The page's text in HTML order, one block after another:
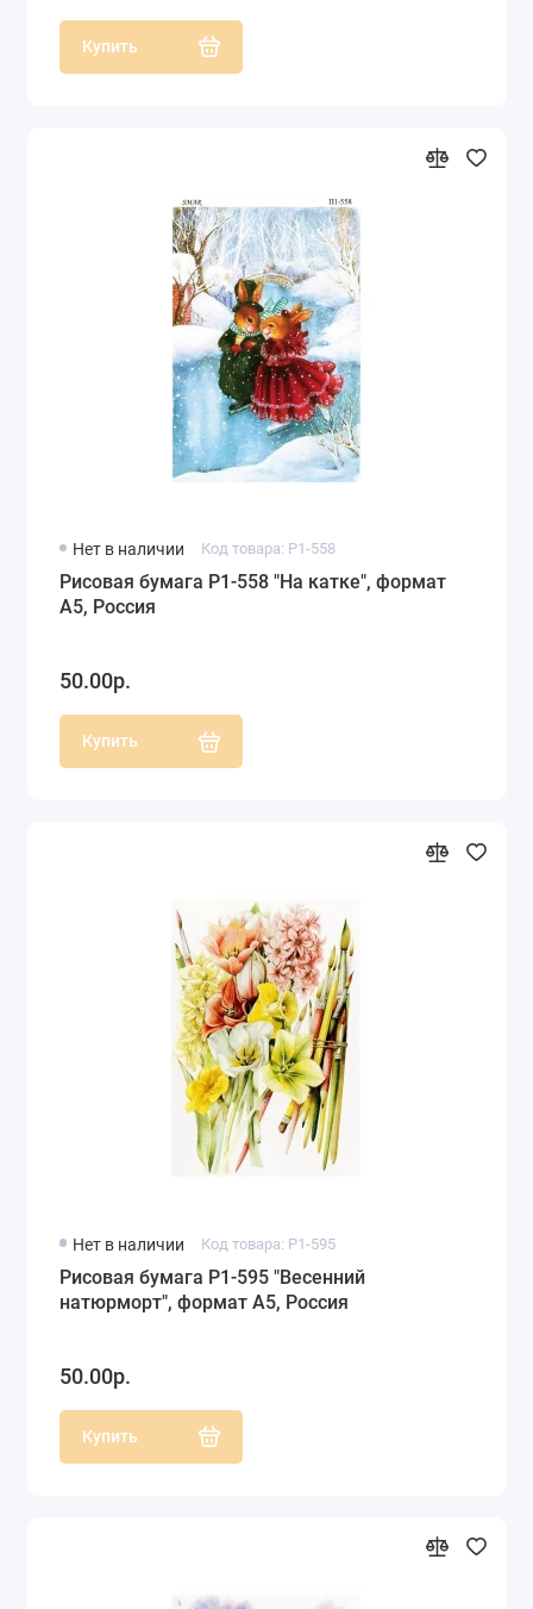
Купить
Нет в наличии Код товара: P1-558
Рисовая бумага P1-558 "На катке", формат
А5, Россия
50.00р.
Купить
Нет в наличии Код товара: P1-595
Рисовая бумага P1-595 "Весенний
натюрморт", формат А5, Россия
50.00р.
Купить